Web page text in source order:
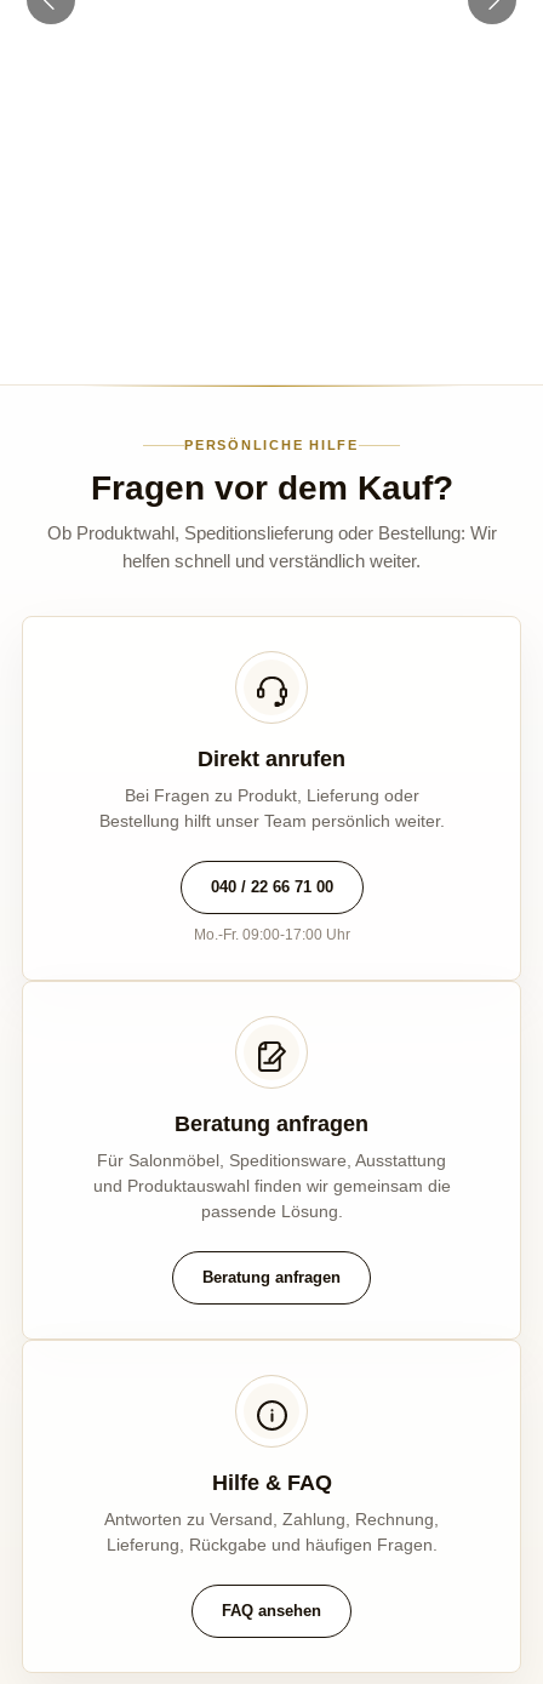
PERSÖNLICHE HILFE
Fragen vor dem Kauf?
Ob Produktwahl, Speditionslieferung oder Bestellung: Wir
helfen schnell und verständlich weiter.
Direkt anrufen
Bei Fragen zu Produkt, Lieferung oder
Bestellung hilft unser Team persönlich weiter.
040 / 22 66 71 00
Mo.-Fr. 09:00-17:00 Uhr
Beratung anfragen
Für Salonmöbel, Speditionsware, Ausstattung
und Produktauswahl finden wir gemeinsam die
passende Lösung.
Beratung anfragen
Hilfe & FAQ
Antworten zu Versand, Zahlung, Rechnung,
Lieferung, Rückgabe und häufigen Fragen.
FAQ ansehen